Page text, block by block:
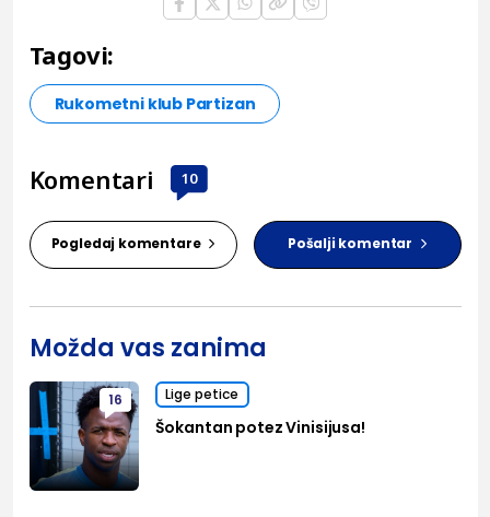
Tagovi:
Rukometni klub Partizan
Komentari 10
Pogledaj komentare Pošalji komentar
Možda vas zanima
16 Lige petice
Šokantan potez Vinisijusa!